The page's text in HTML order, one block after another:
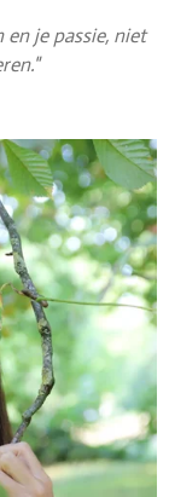
je passie, niet